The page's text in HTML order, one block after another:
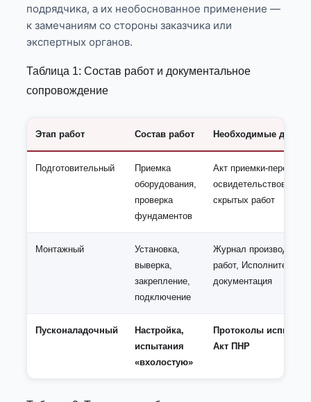
подрядчика, а их необоснованное применение —
к замечаниям со стороны заказчика или
экспертных органов.
Таблица 1: Состав работ и документальное
сопровождение
Этап работ Состав работ Необходимые
Подготовительный
Приемка
оборудования,
проверка
фундаментов
Акт приемки-
освидетельствования
скрытых работ
Монтажный
Установка,
выверка,
закрепление,
подключение
Журнал производства
работ,
документация
Пусконаладочный
Настройка,
испытания
«вхолостую»
Протоколы
Акт ПНР